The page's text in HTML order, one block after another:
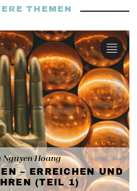
THEMEN
Nguyen Hoang
– ERREICHEN UND
(TEIL 1)